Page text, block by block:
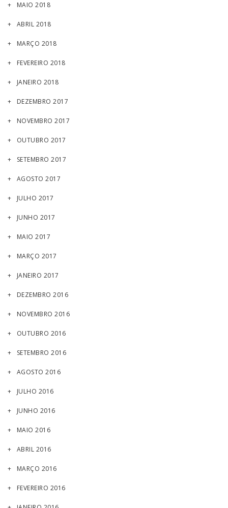
MAIO 2018
ABRIL 2018
MARÇO 2018
FEVEREIRO 2018
JANEIRO 2018
DEZEMBRO 2017
NOVEMBRO 2017
OUTUBRO 2017
SETEMBRO 2017
AGOSTO 2017
JULHO 2017
JUNHO 2017
MAIO 2017
MARÇO 2017
JANEIRO 2017
DEZEMBRO 2016
NOVEMBRO 2016
OUTUBRO 2016
SETEMBRO 2016
AGOSTO 2016
JULHO 2016
JUNHO 2016
MAIO 2016
ABRIL 2016
MARÇO 2016
FEVEREIRO 2016